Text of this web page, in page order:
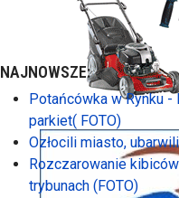
NAJNOWSZE:
Potańcówka w Rynku
parkiet( FOTO)
Ozłocili miasto,
Rozczarowanie
trybunach (FOTO)